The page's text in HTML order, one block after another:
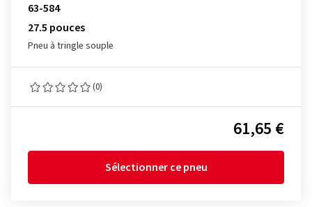
63-584
27.5 pouces
Pneu à tringle souple
(0)
61,65 €
Sélectionner ce pneu